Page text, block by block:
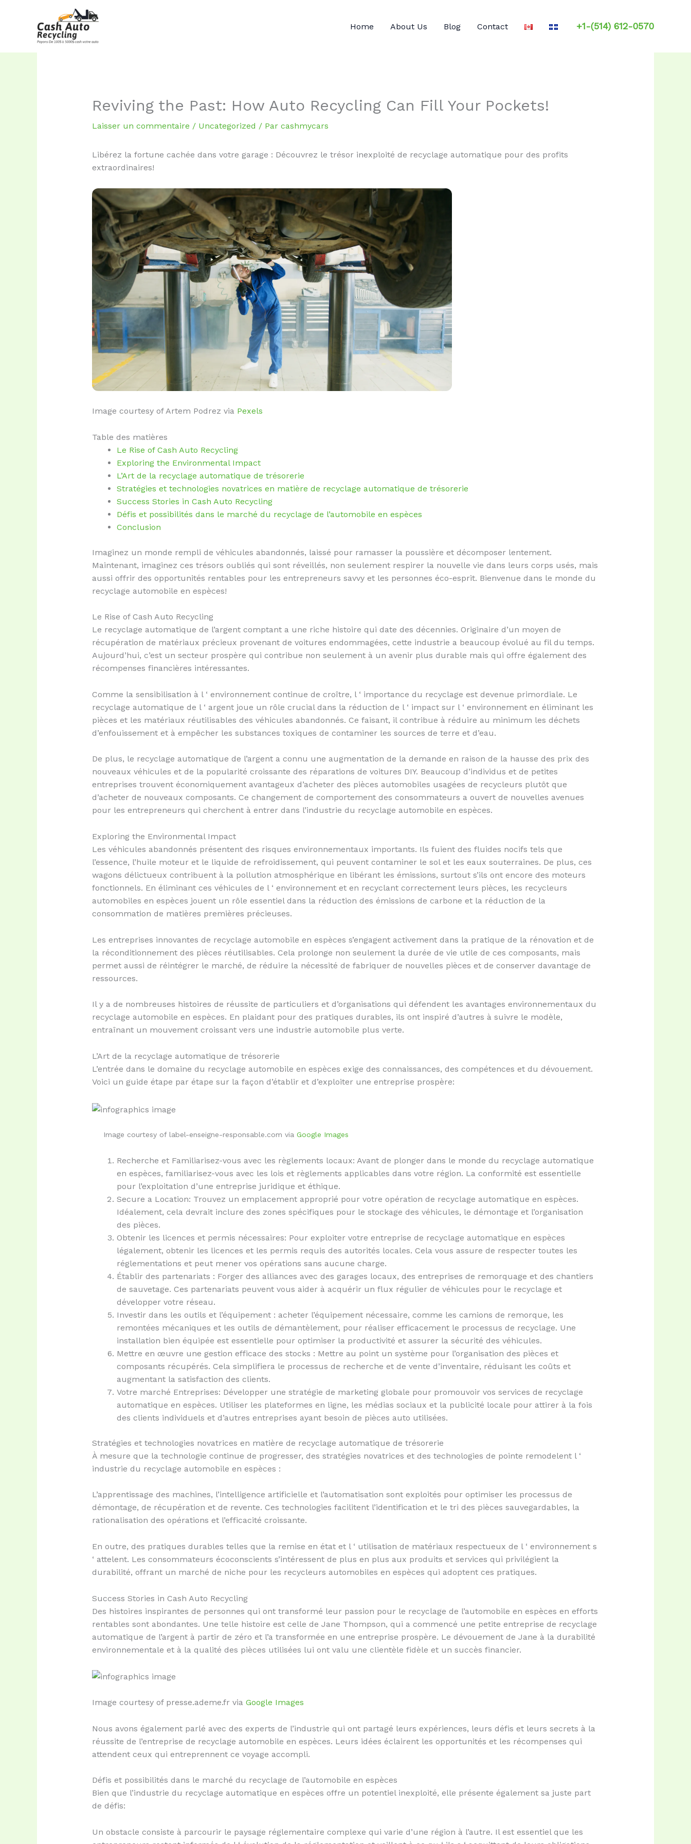
Home About Us Blog Contact +1-(514) 612-0570
Reviving the Past: How Auto Recycling Can Fill Your Pockets!
Laisser un commentaire / Uncategorized / Par cashmycars
Libérez la fortune cachée dans votre garage : Découvrez le trésor inexploité de recyclage automatique pour des profits
extraordinaires!
Image courtesy of Artem Podrez via Pexels
Table des matières
Le Rise of Cash Auto Recycling
Exploring the Environmental Impact
L’Art de la recyclage automatique de trésorerie
Stratégies et technologies novatrices en matière de recyclage automatique de trésorerie
Success Stories in Cash Auto Recycling
Défis et possibilités dans le marché du recyclage de l’automobile en espèces
Conclusion
Imaginez un monde rempli de véhicules abandonnés, laissé pour ramasser la poussière et décomposer lentement.
Maintenant, imaginez ces trésors oubliés qui sont réveillés, non seulement respirer la nouvelle vie dans leurs corps usés, mais
aussi offrir des opportunités rentables pour les entrepreneurs savvy et les personnes éco-esprit. Bienvenue dans le monde du
recyclage automobile en espèces!
Le Rise of Cash Auto Recycling
Le recyclage automatique de l’argent comptant a une riche histoire qui date des décennies. Originaire d’un moyen de
récupération de matériaux précieux provenant de voitures endommagées, cette industrie a beaucoup évolué au fil du temps.
Aujourd’hui, c’est un secteur prospère qui contribue non seulement à un avenir plus durable mais qui offre également des
récompenses financières intéressantes.
Comme la sensibilisation à l ‘ environnement continue de croître, l ‘ importance du recyclage est devenue primordiale. Le
recyclage automatique de l ‘ argent joue un rôle crucial dans la réduction de l ‘ impact sur l ‘ environnement en éliminant les
pièces et les matériaux réutilisables des véhicules abandonnés. Ce faisant, il contribue à réduire au minimum les déchets
d’enfouissement et à empêcher les substances toxiques de contaminer les sources de terre et d’eau.
De plus, le recyclage automatique de l’argent a connu une augmentation de la demande en raison de la hausse des prix des
nouveaux véhicules et de la popularité croissante des réparations de voitures DIY. Beaucoup d’individus et de petites
entreprises trouvent économiquement avantageux d’acheter des pièces automobiles usagées de recycleurs plutôt que
d’acheter de nouveaux composants. Ce changement de comportement des consommateurs a ouvert de nouvelles avenues
pour les entrepreneurs qui cherchent à entrer dans l’industrie du recyclage automobile en espèces.
Exploring the Environmental Impact
Les véhicules abandonnés présentent des risques environnementaux importants. Ils fuient des fluides nocifs tels que
l’essence, l’huile moteur et le liquide de refroidissement, qui peuvent contaminer le sol et les eaux souterraines. De plus, ces
wagons délictueux contribuent à la pollution atmosphérique en libérant les émissions, surtout s’ils ont encore des moteurs
fonctionnels. En éliminant ces véhicules de l ‘ environnement et en recyclant correctement leurs pièces, les recycleurs
automobiles en espèces jouent un rôle essentiel dans la réduction des émissions de carbone et la réduction de la
consommation de matières premières précieuses.
Les entreprises innovantes de recyclage automobile en espèces s’engagent activement dans la pratique de la rénovation et de
la réconditionnement des pièces réutilisables. Cela prolonge non seulement la durée de vie utile de ces composants, mais
permet aussi de réintégrer le marché, de réduire la nécessité de fabriquer de nouvelles pièces et de conserver davantage de
ressources.
Il y a de nombreuses histoires de réussite de particuliers et d’organisations qui défendent les avantages environnementaux du
recyclage automobile en espèces. En plaidant pour des pratiques durables, ils ont inspiré d’autres à suivre le modèle,
entraînant un mouvement croissant vers une industrie automobile plus verte.
L’Art de la recyclage automatique de trésorerie
L’entrée dans le domaine du recyclage automobile en espèces exige des connaissances, des compétences et du dévouement.
Voici un guide étape par étape sur la façon d’établir et d’exploiter une entreprise prospère:
Image courtesy of label-enseigne-responsable.com via Google Images
Recherche et Familiarisez-vous avec les règlements locaux: Avant de plonger dans le monde du recyclage automatique
en espèces, familiarisez-vous avec les lois et règlements applicables dans votre région. La conformité est essentielle
pour l’exploitation d’une entreprise juridique et éthique.
Secure a Location: Trouvez un emplacement approprié pour votre opération de recyclage automatique en espèces.
Idéalement, cela devrait inclure des zones spécifiques pour le stockage des véhicules, le démontage et l’organisation
des pièces.
Obtenir les licences et permis nécessaires: Pour exploiter votre entreprise de recyclage automatique en espèces
légalement, obtenir les licences et les permis requis des autorités locales. Cela vous assure de respecter toutes les
réglementations et peut mener vos opérations sans aucune charge.
Établir des partenariats : Forger des alliances avec des garages locaux, des entreprises de remorquage et des chantiers
de sauvetage. Ces partenariats peuvent vous aider à acquérir un flux régulier de véhicules pour le recyclage et
développer votre réseau.
Investir dans les outils et l’équipement : acheter l’équipement nécessaire, comme les camions de remorque, les
remontées mécaniques et les outils de démantèlement, pour réaliser efficacement le processus de recyclage. Une
installation bien équipée est essentielle pour optimiser la productivité et assurer la sécurité des véhicules.
Mettre en œuvre une gestion efficace des stocks : Mettre au point un système pour l’organisation des pièces et
composants récupérés. Cela simplifiera le processus de recherche et de vente d’inventaire, réduisant les coûts et
augmentant la satisfaction des clients.
Votre marché Entreprises: Développer une stratégie de marketing globale pour promouvoir vos services de recyclage
automatique en espèces. Utiliser les plateformes en ligne, les médias sociaux et la publicité locale pour attirer à la fois
des clients individuels et d’autres entreprises ayant besoin de pièces auto utilisées.
Stratégies et technologies novatrices en matière de recyclage automatique de trésorerie
À mesure que la technologie continue de progresser, des stratégies novatrices et des technologies de pointe remodelent l ‘
industrie du recyclage automobile en espèces :
L’apprentissage des machines, l’intelligence artificielle et l’automatisation sont exploités pour optimiser les processus de
démontage, de récupération et de revente. Ces technologies facilitent l’identification et le tri des pièces sauvegardables, la
rationalisation des opérations et l’efficacité croissante.
En outre, des pratiques durables telles que la remise en état et l ‘ utilisation de matériaux respectueux de l ‘ environnement s
‘ attelent. Les consommateurs écoconscients s’intéressent de plus en plus aux produits et services qui privilégient la
durabilité, offrant un marché de niche pour les recycleurs automobiles en espèces qui adoptent ces pratiques.
Success Stories in Cash Auto Recycling
Des histoires inspirantes de personnes qui ont transformé leur passion pour le recyclage de l’automobile en espèces en efforts
rentables sont abondantes. Une telle histoire est celle de Jane Thompson, qui a commencé une petite entreprise de recyclage
automatique de l’argent à partir de zéro et l’a transformée en une entreprise prospère. Le dévouement de Jane à la durabilité
environnementale et à la qualité des pièces utilisées lui ont valu une clientèle fidèle et un succès financier.
Image courtesy of presse.ademe.fr via Google Images
Nous avons également parlé avec des experts de l’industrie qui ont partagé leurs expériences, leurs défis et leurs secrets à la
réussite de l’entreprise de recyclage automobile en espèces. Leurs idées éclairent les opportunités et les récompenses qui
attendent ceux qui entreprennent ce voyage accompli.
Défis et possibilités dans le marché du recyclage de l’automobile en espèces
Bien que l’industrie du recyclage automatique en espèces offre un potentiel inexploité, elle présente également sa juste part
de défis:
Un obstacle consiste à parcourir le paysage réglementaire complexe qui varie d’une région à l’autre. Il est essentiel que les